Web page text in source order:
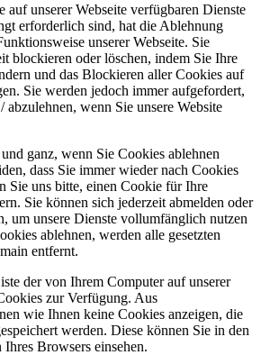
auf unserer Webseite verfügbaren Dienste
erforderlich sind, hat die Ablehnung
unserer Webseite. Sie
blockieren oder löschen, indem Sie Ihre
und das Blockieren aller Cookies auf
Sie werden jedoch immer aufgefordert,
abzulehnen, wenn Sie unsere Website
ganz, wenn Sie Cookies ablehnen
dass Sie immer wieder nach Cookies
Sie uns bitte, einen Cookie für Ihre
Sie können sich jederzeit abmelden oder
um unsere Dienste vollumfänglich nutzen
ablehnen, werden alle gesetzten
entfernt.
der von Ihrem Computer auf unserer
zur Verfügung. Aus
wie Ihnen keine Cookies anzeigen, die
werden. Diese können Sie in den
Browsers einsehen.